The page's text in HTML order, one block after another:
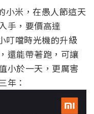
小米，在愚人節這天
手，要價高達
叮噹時光機的升級
還能帶著跑，可讓
小於一天，更厲害
年：